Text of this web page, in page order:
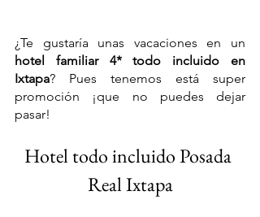
VIAJES 2027
hotel familiar 4* todo incluido en
Ixtapa? Pues tenemos está super
promoción ¡que no puedes dejar
pasar!
Hotel todo incluido Posada
Real Ixtapa